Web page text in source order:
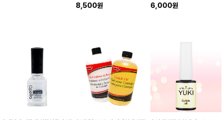
8,500원 6,000원